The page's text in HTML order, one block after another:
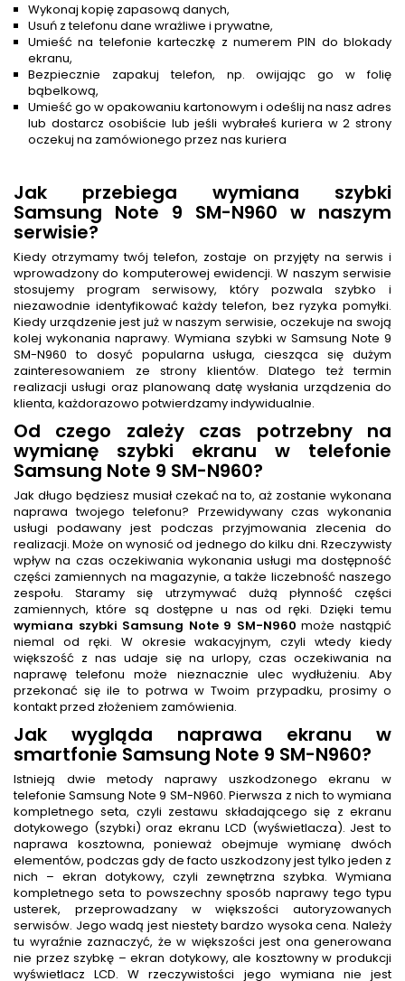
Wykonaj kopię zapasową danych,
Usuń z telefonu dane wrażliwe i prywatne,
Umieść na telefonie karteczkę z numerem PIN do blokady
ekranu,
Bezpiecznie zapakuj telefon, np. owijając go w folię
bąbelkową,
Umieść go w opakowaniu kartonowym i odeślij na nasz adres
lub dostarcz osobiście lub jeśli wybrałeś kuriera w 2 strony
oczekuj na zamówionego przez nas kuriera
Jak przebiega wymiana szybki
Samsung Note 9 SM-N960 w naszym
serwisie?
Kiedy otrzymamy twój telefon, zostaje on przyjęty na serwis i
wprowadzony do komputerowej ewidencji. W naszym serwisie
stosujemy program serwisowy, który pozwala szybko i
niezawodnie identyfikować każdy telefon, bez ryzyka pomyłki.
Kiedy urządzenie jest już w naszym serwisie, oczekuje na swoją
kolej wykonania naprawy. Wymiana szybki w Samsung Note 9
SM-N960 to dosyć popularna usługa, ciesząca się dużym
zainteresowaniem ze strony klientów. Dlatego też termin
realizacji usługi oraz planowaną datę wysłania urządzenia do
klienta, każdorazowo potwierdzamy indywidualnie.
Od czego zależy czas potrzebny na
wymianę szybki ekranu w telefonie
Samsung Note 9 SM-N960?
Jak długo będziesz musiał czekać na to, aż zostanie wykonana
naprawa twojego telefonu? Przewidywany czas wykonania
usługi podawany jest podczas przyjmowania zlecenia do
realizacji. Może on wynosić od jednego do kilku dni. Rzeczywisty
wpływ na czas oczekiwania wykonania usługi ma dostępność
części zamiennych na magazynie, a także liczebność naszego
zespołu. Staramy się utrzymywać dużą płynność części
zamiennych, które są dostępne u nas od ręki. Dzięki temu
wymiana szybki Samsung Note 9 SM-N960 może nastąpić
niemal od ręki. W okresie wakacyjnym, czyli wtedy kiedy
większość z nas udaje się na urlopy, czas oczekiwania na
naprawę telefonu może nieznacznie ulec wydłużeniu. Aby
przekonać się ile to potrwa w Twoim przypadku, prosimy o
kontakt przed złożeniem zamówienia.
Jak wygląda naprawa ekranu w
smartfonie Samsung Note 9 SM-N960?
Istnieją dwie metody naprawy uszkodzonego ekranu w
telefonie Samsung Note 9 SM-N960. Pierwsza z nich to wymiana
kompletnego seta, czyli zestawu składającego się z ekranu
dotykowego (szybki) oraz ekranu LCD (wyświetlacza). Jest to
naprawa kosztowna, ponieważ obejmuje wymianę dwóch
elementów, podczas gdy de facto uszkodzony jest tylko jeden z
nich – ekran dotykowy, czyli zewnętrzna szybka. Wymiana
kompletnego seta to powszechny sposób naprawy tego typu
usterek, przeprowadzany w większości autoryzowanych
serwisów. Jego wadą jest niestety bardzo wysoka cena. Należy
tu wyraźnie zaznaczyć, że w większości jest ona generowana
nie przez szybkę – ekran dotykowy, ale kosztowny w produkcji
wyświetlacz LCD. W rzeczywistości jego wymiana nie jest